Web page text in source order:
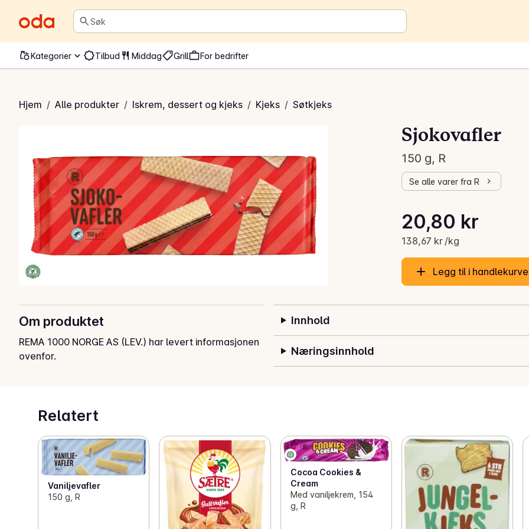
Søk
Kategorier Tilbud Middag Grill For bedrifter
Hjem / Alle produkter / Iskrem, dessert og kjeks / Kjeks / Søtkjeks
Sjokovafler
150 g, R
Se alle varer fra R
Gjeldende pris er: 20,80 kr
20,80 kr
138,67 kr /kg
Stykkpris: 138,67 kr /kg
Legg til i
Om produktet
REMA 1000 NORGE AS (LEV.) har levert informasjonen
ovenfor.
Innhold
Næringsinnhold
Relatert
Vaniljevafler
150 g, R
Cocoa Cookies &
Cream
Med vaniljekrem, 154
g, R